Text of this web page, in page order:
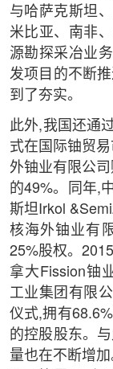
与哈萨克斯坦
米比亚、南非
源勘探采冶业
发项目的不断
到了夯实。
此外,我国还通
式在国际铀贸
外铀业有限公
的49%。同年,
斯坦Irkol
核海外铀业有
25%股权。
拿大Fission铀
工业集团有限
仪式,拥有
的控股股东。
量也在不断增